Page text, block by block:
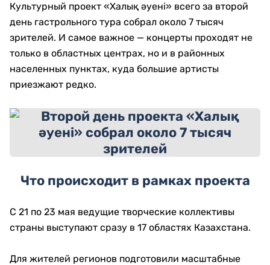
Культурный проект «Халық әуені» всего за второй
день гастрольного тура собрал около 7 тысяч
зрителей. И самое важное — концерты проходят не
только в областных центрах, но и в районных
населенных пунктах, куда большие артисты
приезжают редко.
Что происходит в рамках проекта
С 21 по 23 мая ведущие творческие коллективы
страны выступают сразу в 17 областях Казахстана.
Для жителей регионов подготовили масштабные